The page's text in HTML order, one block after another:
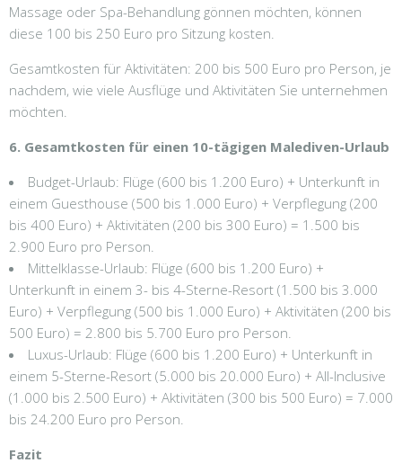
Massage oder Spa-Behandlung gönnen möchten, können
diese 100 bis 250 Euro pro Sitzung kosten.
Gesamtkosten für Aktivitäten: 200 bis 500 Euro pro Person, je
nachdem, wie viele Ausflüge und Aktivitäten Sie unternehmen
möchten.
6. Gesamtkosten für einen 10-tägigen Malediven-Urlaub
Budget-Urlaub: Flüge (600 bis 1.200 Euro) + Unterkunft in
einem Guesthouse (500 bis 1.000 Euro) + Verpflegung (200
bis 400 Euro) + Aktivitäten (200 bis 300 Euro) = 1.500 bis
2.900 Euro pro Person.
Mittelklasse-Urlaub: Flüge (600 bis 1.200 Euro) +
Unterkunft in einem 3- bis 4-Sterne-Resort (1.500 bis 3.000
Euro) + Verpflegung (500 bis 1.000 Euro) + Aktivitäten (200 bis
500 Euro) = 2.800 bis 5.700 Euro pro Person.
Luxus-Urlaub: Flüge (600 bis 1.200 Euro) + Unterkunft in
einem 5-Sterne-Resort (5.000 bis 20.000 Euro) + All-Inclusive
(1.000 bis 2.500 Euro) + Aktivitäten (300 bis 500 Euro) = 7.000
bis 24.200 Euro pro Person.
Fazit